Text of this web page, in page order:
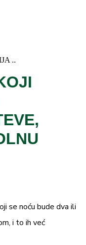
..
se noću bude dva ili
i to ih već